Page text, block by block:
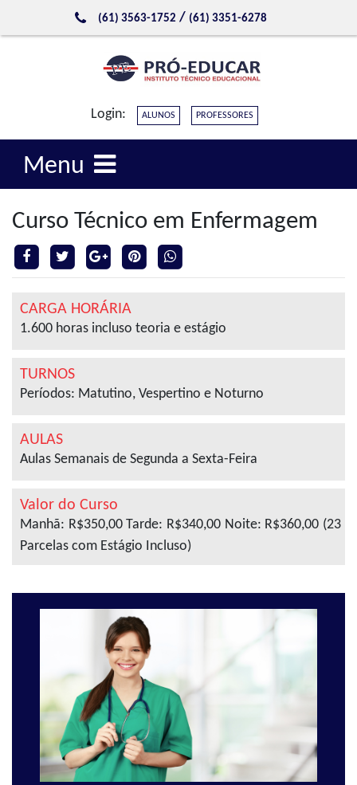
(61) 3563-1752 / (61) 3351-6278
Login: ALUNOS PROFESSORES
Menu
Curso Técnico em Enfermagem
CARGA HORÁRIA
1.600 horas incluso teoria e estágio
TURNOS
Períodos: Matutino, Vespertino e Noturno
AULAS
Aulas Semanais de Segunda a Sexta-Feira
Valor do Curso
Manhã: R$350,00 Tarde: R$340,00 Noite: R$360,00 (23
Parcelas com Estágio Incluso)